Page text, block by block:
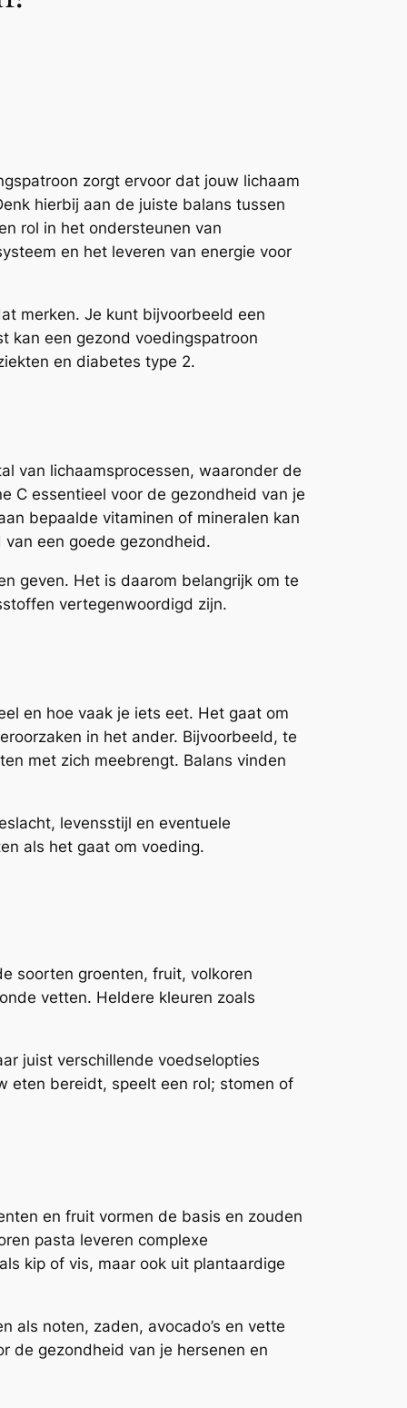
zorgt ervoor dat jouw lichaam
hierbij aan de juiste balans tussen
rol in het ondersteunen van
en het leveren van energie voor
merken. Je kunt bijvoorbeeld een
kan een gezond voedingspatroon
en diabetes type 2.
van lichaamsprocessen, waaronder de
C essentieel voor de gezondheid van je
bepaalde vitaminen of mineralen kan
een goede gezondheid.
geven. Het is daarom belangrijk om te
vertegenwoordigd zijn.
en hoe vaak je iets eet. Het gaat om
in het ander. Bijvoorbeeld, te
met zich meebrengt. Balans vinden
levensstijl en eventuele
als het gaat om voeding.
soorten groenten, fruit, volkoren
vetten. Heldere kleuren zoals
juist verschillende voedselopties
eten bereidt, speelt een rol; stomen of
en fruit vormen de basis en zouden
pasta leveren complexe
kip of vis, maar ook uit plantaardige
als noten, zaden, avocado’s en vette
de gezondheid van je hersenen en